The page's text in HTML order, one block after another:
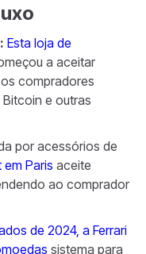
Esta loja de
a aceitar
compradores
e outras
por acessórios de
Paris aceite
ao comprador
de 2024, a Ferrari
sistema para